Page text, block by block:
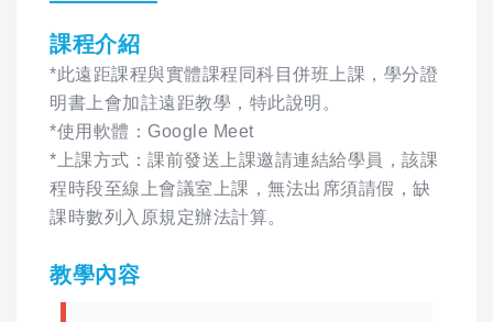
課程介紹
*此遠距課程與實體課程同科目併班上課，學分證
明書上會加註遠距教學，特此說明。
*使用軟體：Google Meet
*上課方式：課前發送上課邀請連結給學員，該課
程時段至線上會議室上課，無法出席須請假，缺
課時數列入原規定辦法計算。
教學內容